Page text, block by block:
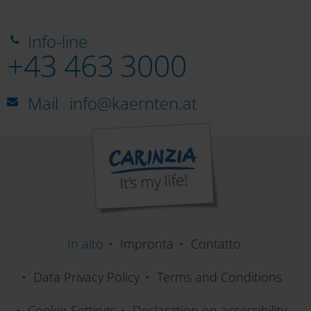
Info-line
+43 463 3000
Mail info@kaernten.at
In alto Impronta
Contatto
Data Privacy Policy
Terms and Conditions